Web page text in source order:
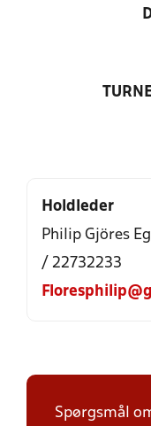
Holdleder
Philip Gjöres
/ 22732233
Spørgsmål